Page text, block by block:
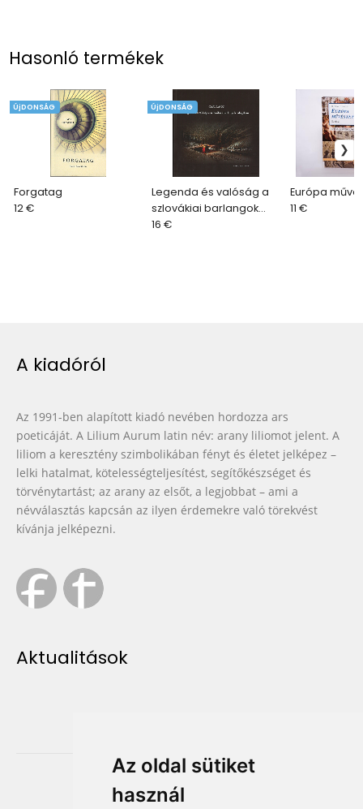
Az oldal sütiket
használ
Hasonló termékek
Forgatag
ÚjDONSÁG
12 €
Legenda és valóság a
szlovákiai barlangok
világában
ÚjDONSÁG
16 €
Európa
11 €
A kiadóról
Az 1991-ben alapított kiadó nevében hordozza ars
poeticáját. A Lilium Aurum latin név: arany liliomot jelent. A
liliom a keresztény szimbolikában fényt és életet jelképez –
lelki hatalmat, kötelességteljesítést, segítőkészséget és
törvénytartást; az arany az elsőt, a legjobbat – ami a
névválasztás kapcsán az ilyen érdemekre való törekvést
kívánja jelképezni.
Aktualitások